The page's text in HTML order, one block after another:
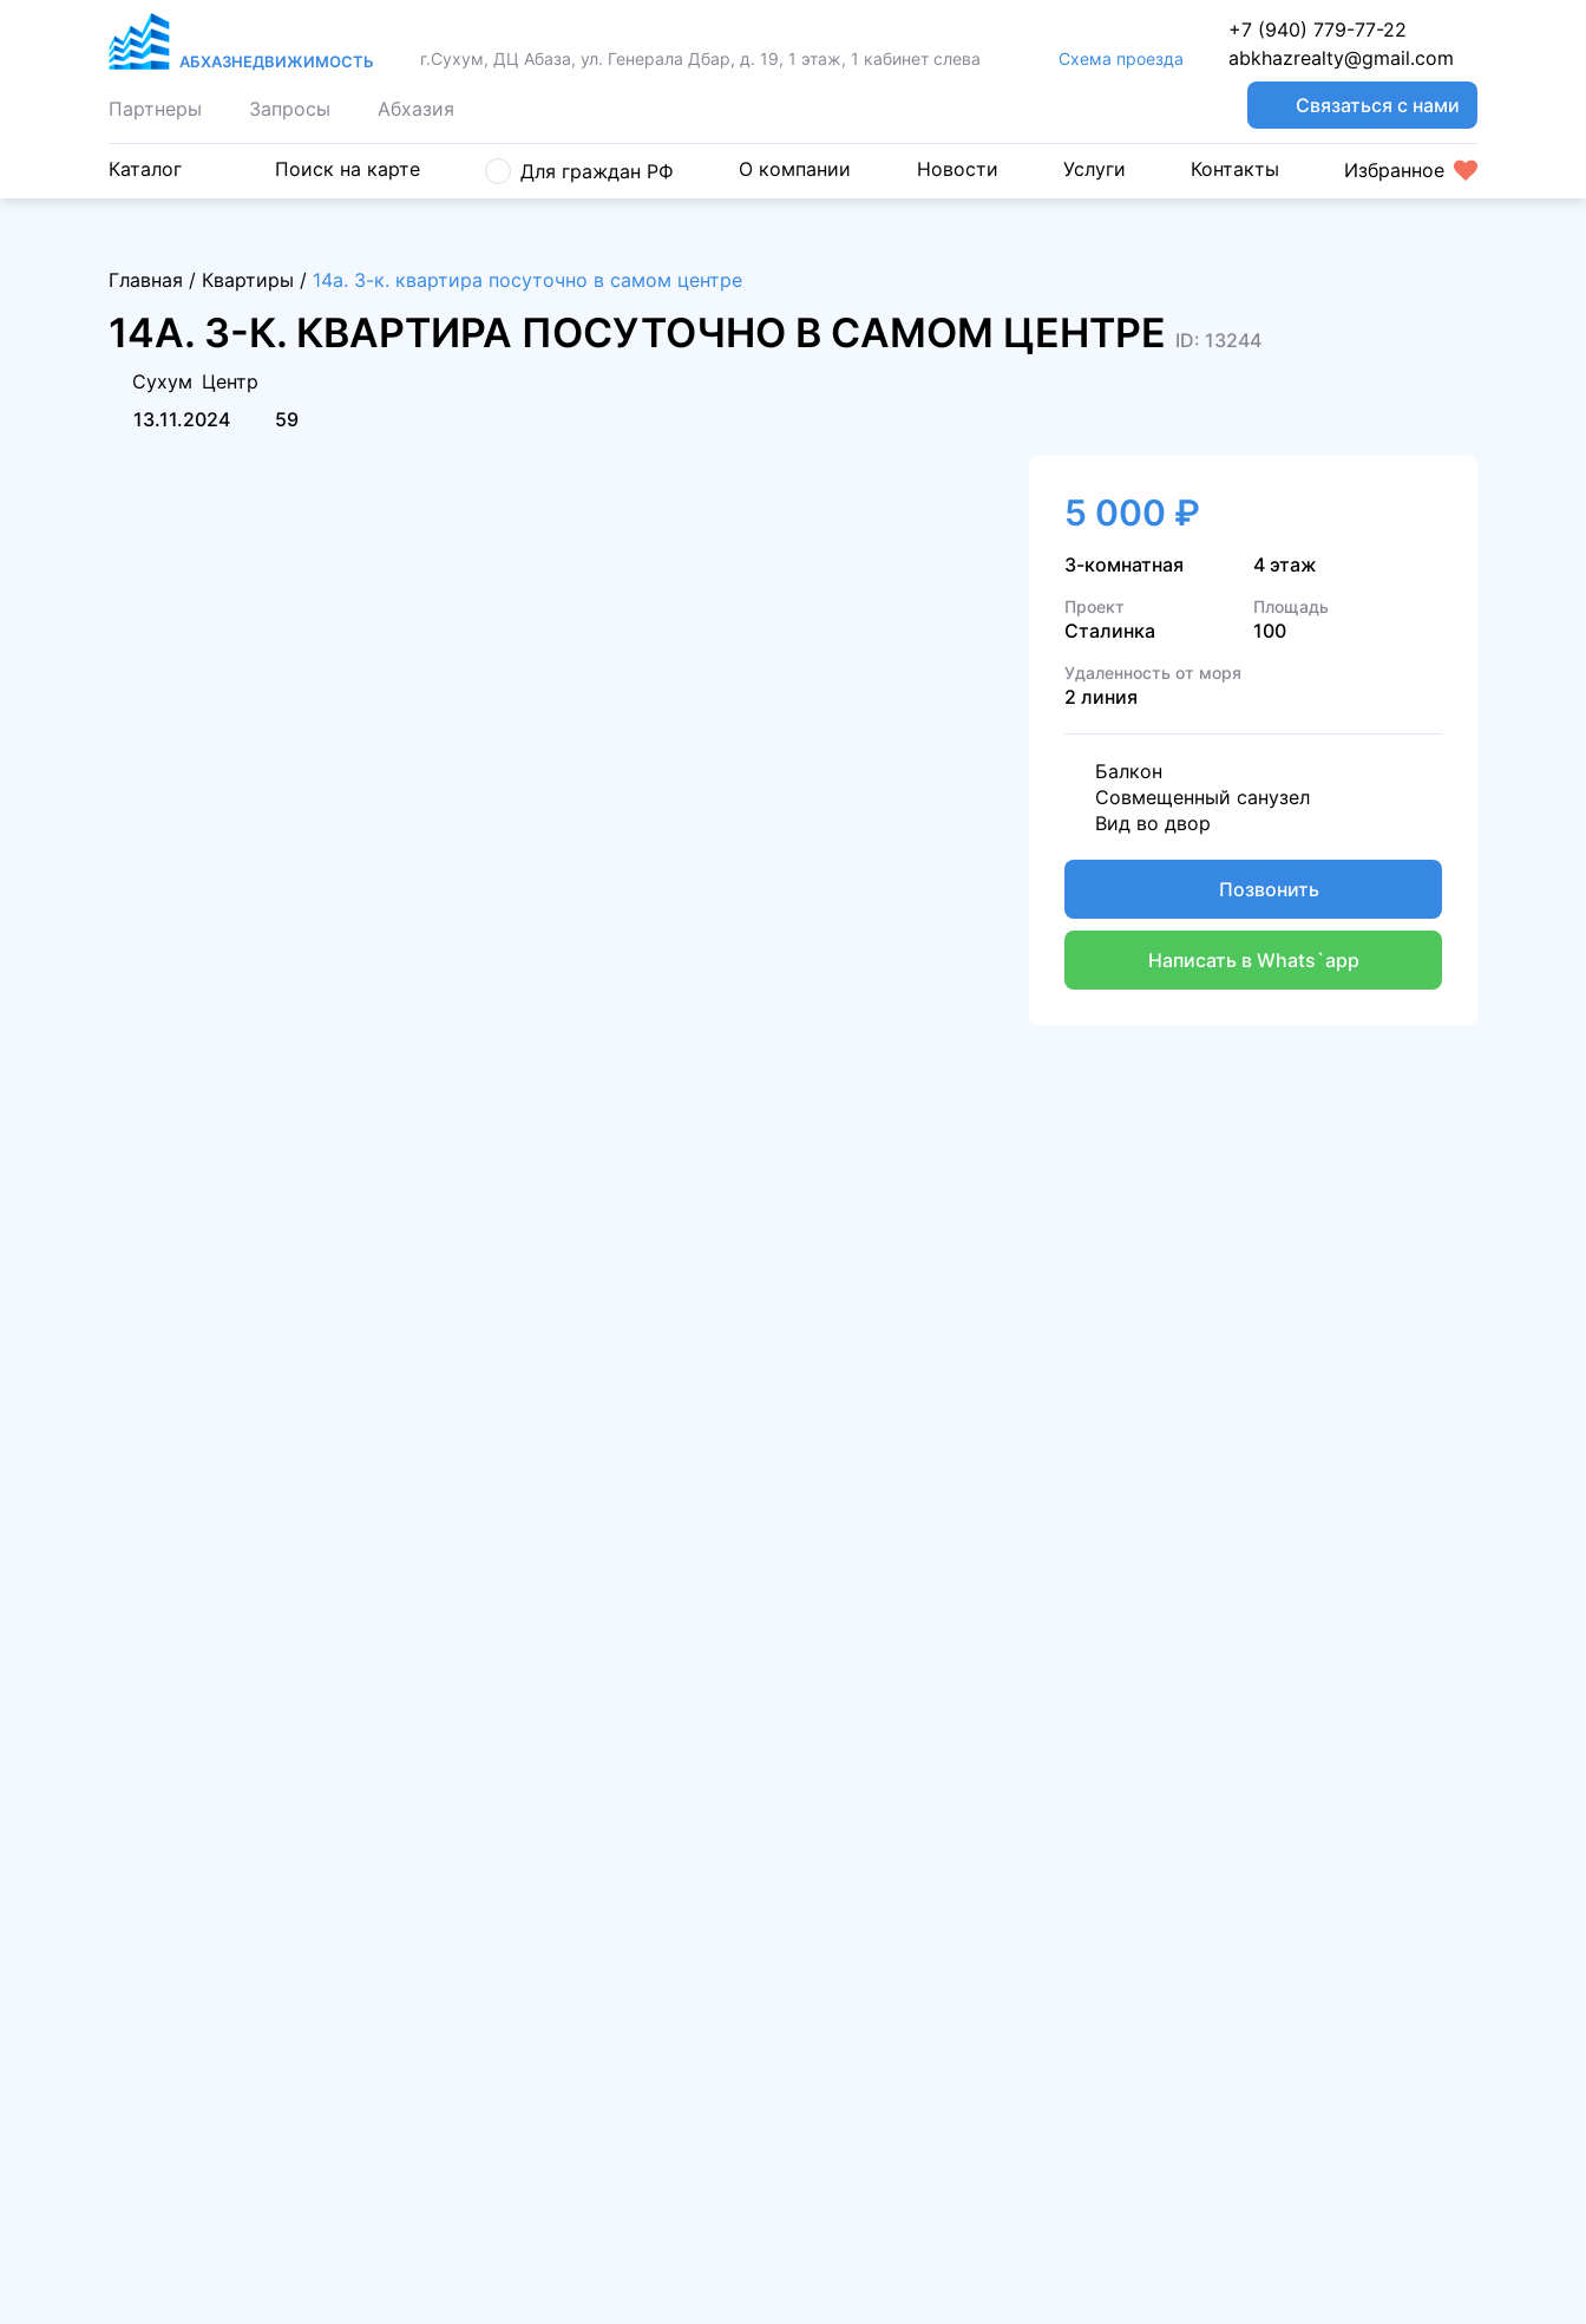
АБХАЗНЕДВИЖИМОСТЬ г.Сухум, ДЦ Абаза, ул. Генерала Дбар, д. 19, 1 этаж, 1 кабинет слева Cхема проезда
+7 (940) 779-77-22
abkhazrealty@gmail.com
Партнеры Запросы Абхазия Связаться с нами
Каталог Поиск на карте Для граждан РФ О компании Новости Услуги Контакты Избранное
Главная / Квартиры / 14а. 3-к. квартира посуточно в самом центре
14А. 3-К. КВАРТИРА ПОСУТОЧНО В САМОМ ЦЕНТРЕ ID: 13244
Сухум Центр
13.11.2024
59
5 000 ₽
3-комнатная 4 этаж
Проект
Сталинка
Площадь
100
Удаленность от моря
2 линия
Балкон
Совмещенный санузел
Вид во двор
Позвонить
Написать в Whats`app